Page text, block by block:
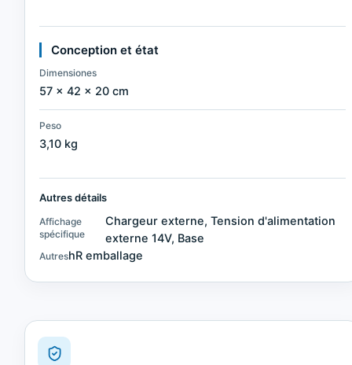
Conception et état
Dimensiones
57 × 42 × 20 cm
Peso
3,10 kg
Autres détails
Affichage
spécifique
Chargeur externe, Tension d'alimentation
externe 14V, Base
AutreshR emballage